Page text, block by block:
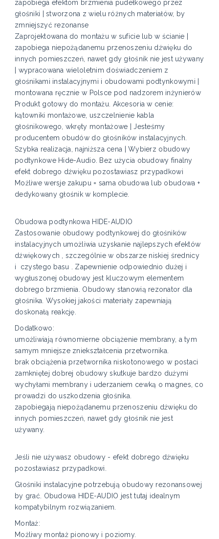
zapobiega efektom brzmienia pudełkowego przez
głośniki | stworzona z wielu różnych materiałów, by
zmniejszyć rezonanse
Zaprojektowana do montażu w suficie lub w ścianie |
zapobiega niepożądanemu przenoszeniu dźwięku do
innych pomieszczeń, nawet gdy głośnik nie jest używany
| wypracowana wieloletnim doświadczeniem z
głośnikami instalacyjnymi i obudowami podtynkowymi |
montowana ręcznie w Polsce pod nadzorem inżynierów
Produkt gotowy do montażu. Akcesoria w cenie:
kątowniki montażowe, uszczelnienie kabla
głośnikowego, wkręty montażowe | Jesteśmy
producentem obudów do głośników instalacyjnych.
Szybka realizacja, najniższa cena | Wybierz obudowy
podtynkowe Hide-Audio. Bez użycia obudowy finalny
efekt dobrego dźwięku pozostawiasz przypadkowi
Możliwe wersje zakupu = sama obudowa lub obudowa +
dedykowany głośnik w komplecie.
Obudowa podtynkowa HIDE-AUDIO
Zastosowanie obudowy podtynkowej do głośników
instalacyjnych umożliwia uzyskanie najlepszych efektów
dźwiękowych , szczególnie w obszarze niskiej średnicy
i czystego basu . Zapewnienie odpowiednio dużej i
wygłuszonej obudowy jest kluczowym elementem
dobrego brzmienia. Obudowy stanowią rezonator dla
głośnika. Wysokiej jakości materiały zapewniają
doskonałą reakcję.
Dodatkowo:
umożliwiają równomierne obciążenie membrany, a tym
samym mniejsze zniekształcenia przetwornika.
brak obciążenia przetwornika niskotonowego w postaci
zamkniętej dobrej obudowy skutkuje bardzo dużymi
wychyłami membrany i uderzaniem cewką o magnes, co
prowadzi do uszkodzenia głośnika.
zapobiegają niepożądanemu przenoszeniu dźwięku do
innych pomieszczeń, nawet gdy głośnik nie jest
używany.
Jeśli nie używasz obudowy - efekt dobrego dźwięku
pozostawiasz przypadkowi.
Głośniki instalacyjne potrzebują obudowy rezonansowej
by grać. Obudowa HIDE-AUDIO jest tutaj idealnym
kompatybilnym rozwiązaniem.
Montaż:
Możliwy montaż pionowy i poziomy.